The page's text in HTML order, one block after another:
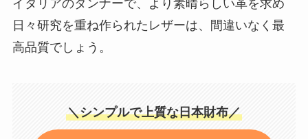
イタリアのタンナーで、より素晴らしい革を求め
日々研究を重ね作られたレザーは、間違いなく最
高品質でしょう。
＼シンプルで上質な日本財布／